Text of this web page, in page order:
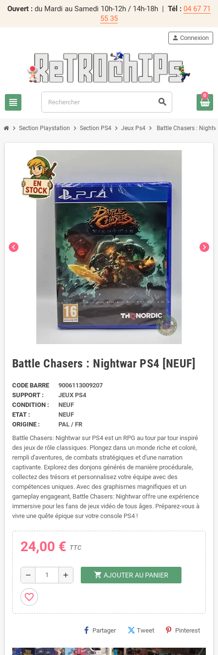
Ouvert : du Mardi au Samedi 10h-12h / 14h-18h | Tél : 04 67 71
55 35
view_headline search
person Connexion
0
chevron_right Section Playstation chevron_right Section PS4 chevron_right Jeux Ps4 chevron_right Battle Chasers :
chevron_left chevron_right
Battle Chasers : Nightwar PS4 [NEUF]
CODE BARRE
9006113009207
SUPPORT :
JEUX PS4
CONDITION :
NEUF
ETAT :
NEUF
ORIGINE :
PAL / FR
Battle Chasers: Nightwar sur PS4 est un RPG au tour par tour inspiré
des jeux de rôle classiques. Plongez dans un monde riche et coloré,
rempli d'aventures, de combats stratégiques et d'une narration
captivante. Explorez des donjons générés de manière procédurale,
collectez des trésors et personnalisez votre équipe avec des
compétences uniques. Avec des graphismes magnifiques et un
gameplay engageant, Battle Chasers: Nightwar offre une expérience
immersive pour les fans de jeux vidéo de tous âges. Préparez-vous à
vivre une quête épique sur votre console PS4 !
24,00 € TTC
remove add shopping_cart AJOUTER AU PANIER
favorite_border
Partager Tweet Pinterest